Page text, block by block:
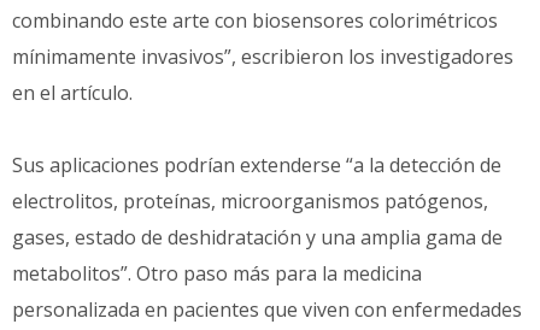
combinando este arte con biosensores colorimétricos
mínimamente invasivos”, escribieron los investigadores
en el artículo.
Sus aplicaciones podrían extenderse “a la detección de
electrolitos, proteínas, microorganismos patógenos,
gases, estado de deshidratación y una amplia gama de
metabolitos”. Otro paso más para la medicina
personalizada en pacientes que viven con enfermedades